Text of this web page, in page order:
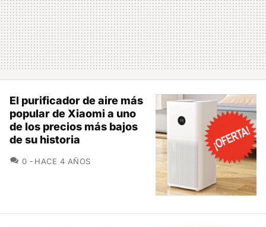
El purificador de aire más
popular de Xiaomi a uno
de los precios más bajos
de su historia
0 COMENTARIOS
HACE 4 AÑOS